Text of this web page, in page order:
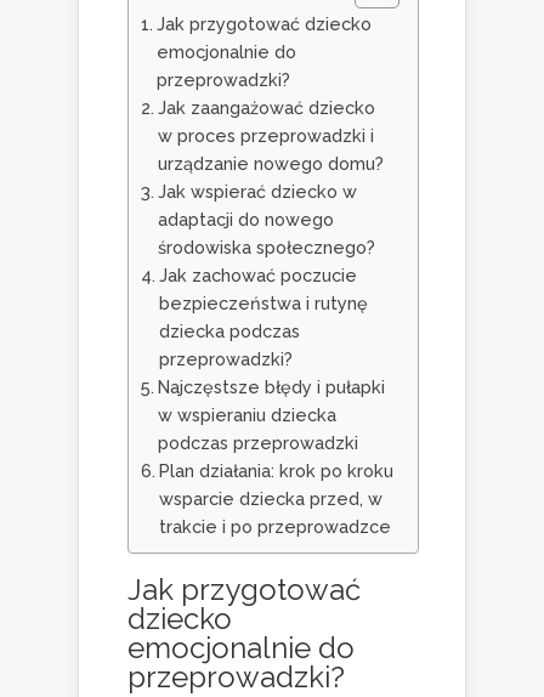
Jak przygotować dziecko
emocjonalnie do
przeprowadzki?
Jak zaangażować dziecko
w proces przeprowadzki i
urządzanie nowego domu?
Jak wspierać dziecko w
adaptacji do nowego
środowiska społecznego?
Jak zachować poczucie
bezpieczeństwa i rutynę
dziecka podczas
przeprowadzki?
Najczęstsze błędy i pułapki
w wspieraniu dziecka
podczas przeprowadzki
Plan działania: krok po kroku
wsparcie dziecka przed, w
trakcie i po przeprowadzce
Jak przygotować
dziecko
emocjonalnie do
przeprowadzki?